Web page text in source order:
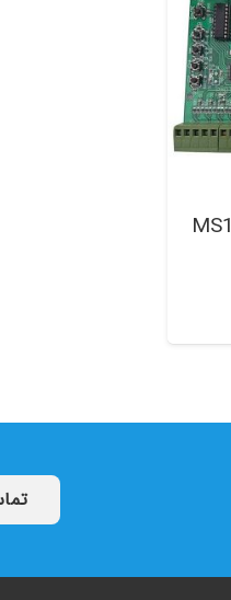
مدار فرمان 220 ولتی MS1